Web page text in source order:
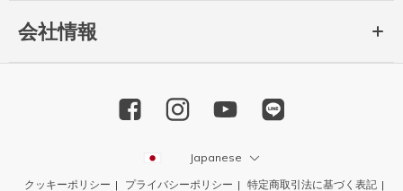
会社情報
Japanese
クッキーポリシー プライバシーポリシー 特定商取引法に基づく表記